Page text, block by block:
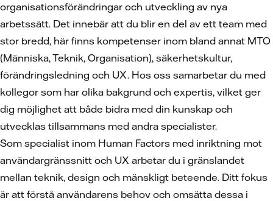
organisationsförändringar och utveckling av nya
arbetssätt. Det innebär att du blir en del av ett team med
stor bredd, här finns kompetenser inom bland annat MTO
(Människa, Teknik, Organisation), säkerhetskultur,
förändringsledning och UX. Hos oss samarbetar du med
kollegor som har olika bakgrund och expertis, vilket ger
dig möjlighet att både bidra med din kunskap och
utvecklas tillsammans med andra specialister.
Som specialist inom Human Factors med inriktning mot
användargränssnitt och UX arbetar du i gränslandet
mellan teknik, design och mänskligt beteende. Ditt fokus
är att förstå användarens behov och omsätta dessa i